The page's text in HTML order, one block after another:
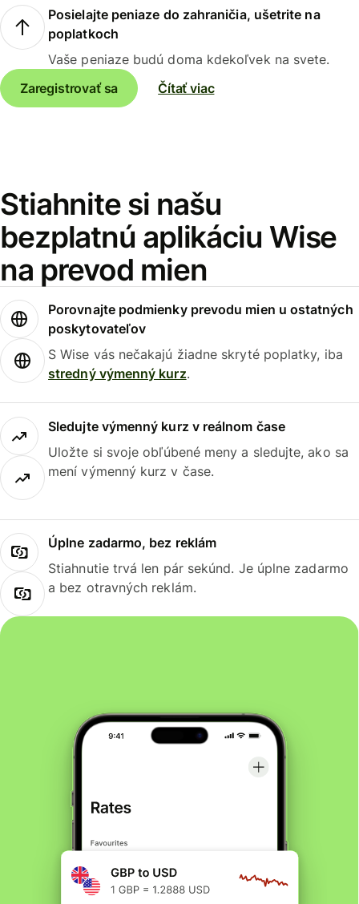
Posielajte peniaze do zahraničia, ušetrite na
poplatkoch
Vaše peniaze budú doma kdekoľvek na svete.
Zaregistrovať sa
Čítať viac
Stiahnite si našu
bezplatnú aplikáciu Wise
na prevod mien
Porovnajte podmienky prevodu mien u ostatných
poskytovateľov
S Wise vás nečakajú žiadne skryté poplatky, iba
stredný výmenný kurz.
Sledujte výmenný kurz v reálnom čase
Uložte si svoje obľúbené meny a sledujte, ako sa
mení výmenný kurz v čase.
Úplne zadarmo, bez reklám
Stiahnutie trvá len pár sekúnd. Je úplne zadarmo
a bez otravných reklám.